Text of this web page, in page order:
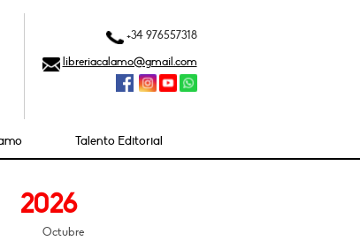
+34 976557318
libreriacalamo@gmail.com
Talento Editorial
2026
Octubre